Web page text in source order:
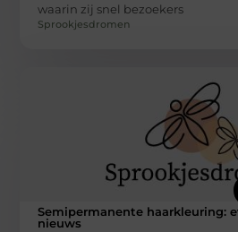
waarin zij snel bezoekers
Sprookjesdromen
Semipermanente haarkleuring:
nieuws